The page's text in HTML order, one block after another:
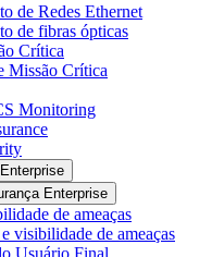
de Redes Ethernet
de fibras ópticas
Crítica
Missão Crítica
Monitoring
Enterprise
de ameaças
visibilidade de ameaças